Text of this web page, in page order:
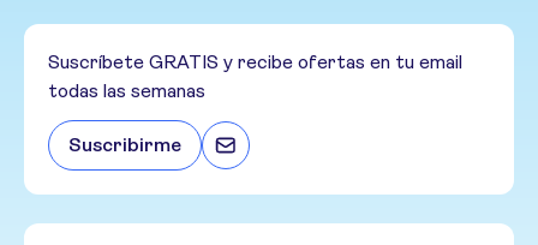
Suscríbete GRATIS y recibe ofertas en tu email
todas las semanas
Suscribirme